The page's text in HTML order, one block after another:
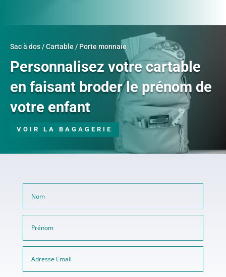
Sac à dos / Cartable / Porte monnaie
Personnalisez votre cartable
en faisant broder le prénom de
votre enfant
VOIR LA BAGAGERIE